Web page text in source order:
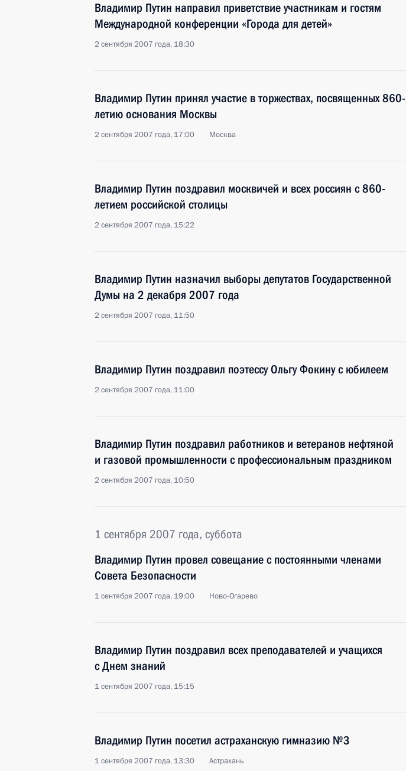
Владимир Путин направил приветствие участникам и гостям
Международной конференции «Города для детей»
2 сентября 2007 года, 18:30
Владимир Путин принял участие в торжествах, посвященных 860-
летию основания Москвы
2 сентября 2007 года, 17:00 Москва
Владимир Путин поздравил москвичей и всех россиян с 860-
летием российской столицы
2 сентября 2007 года, 15:22
Владимир Путин назначил выборы депутатов Государственной
Думы на 2 декабря 2007 года
2 сентября 2007 года, 11:50
Владимир Путин поздравил поэтессу Ольгу Фокину с юбилеем
2 сентября 2007 года, 11:00
Владимир Путин поздравил работников и ветеранов нефтяной
и газовой промышленности с профессиональным праздником
2 сентября 2007 года, 10:50
1 сентября 2007 года, суббота
Владимир Путин провел совещание с постоянными членами
Совета Безопасности
1 сентября 2007 года, 19:00 Ново-Огарево
Владимир Путин поздравил всех преподавателей и учащихся
с Днем знаний
1 сентября 2007 года, 15:15
Владимир Путин посетил астраханскую гимназию №3
1 сентября 2007 года, 13:30 Астрахань